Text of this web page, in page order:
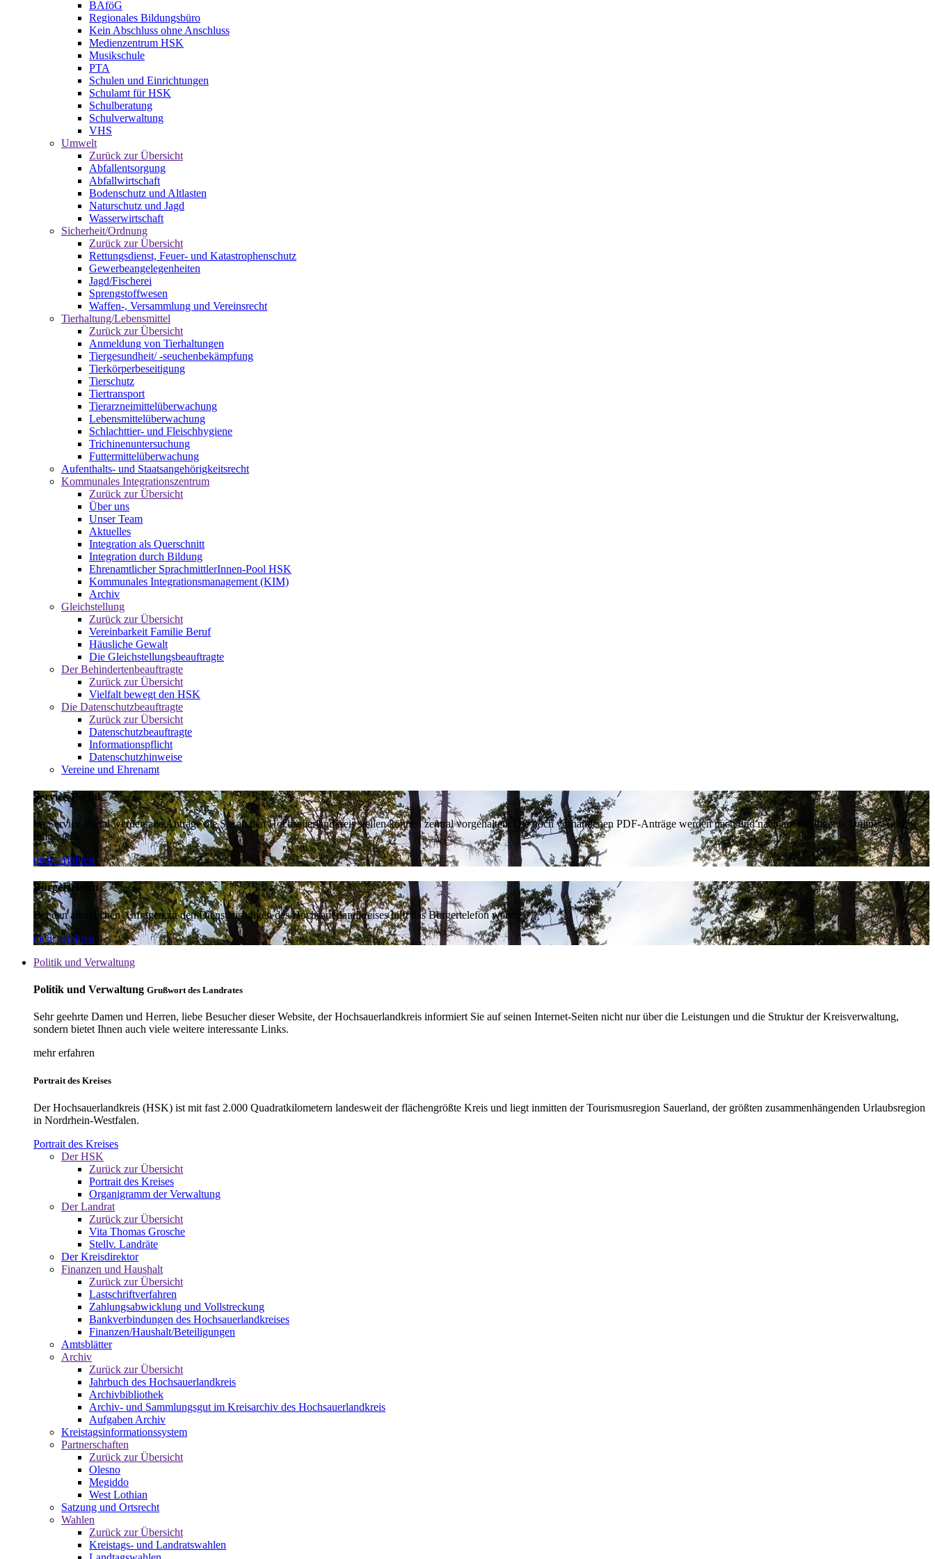
BAföG
Regionales Bildungsbüro
Kein Abschluss ohne Anschluss
Medienzentrum HSK
Musikschule
PTA
Schulen und Einrichtungen
Schulamt für HSK
Schulberatung
Schulverwaltung
VHS
Umwelt
Zurück zur Übersicht
Abfallentsorgung
Abfallwirtschaft
Bodenschutz und Altlasten
Naturschutz und Jagd
Wasserwirtschaft
Sicherheit/Ordnung
Zurück zur Übersicht
Rettungsdienst, Feuer- und Katastrophenschutz
Gewerbeangelegenheiten
Jagd/Fischerei
Sprengstoffwesen
Waffen-, Versammlung und Vereinsrecht
Tierhaltung/Lebensmittel
Zurück zur Übersicht
Anmeldung von Tierhaltungen
Tiergesundheit/ -seuchenbekämpfung
Tierkörperbeseitigung
Tierschutz
Tiertransport
Tierarzneimittelüberwachung
Lebensmittelüberwachung
Schlachttier- und Fleischhygiene
Trichinenuntersuchung
Futtermittelüberwachung
Aufenthalts- und Staatsangehörigkeitsrecht
Kommunales Integrationszentrum
Zurück zur Übersicht
Über uns
Unser Team
Aktuelles
Integration als Querschnitt
Integration durch Bildung
Ehrenamtlicher SprachmittlerInnen-Pool HSK
Kommunales Integrationsmanagement (KIM)
Archiv
Gleichstellung
Zurück zur Übersicht
Vereinbarkeit Familie Beruf
Häusliche Gewalt
Die Gleichstellungsbeauftragte
Der Behindertenbeauftragte
Zurück zur Übersicht
Vielfalt bewegt den HSK
Die Datenschutzbeauftragte
Zurück zur Übersicht
Datenschutzbeauftragte
Informationspflicht
Datenschutzhinweise
Vereine und Ehrenamt
Service-Portal
Im Service-Portal werden alle Anträge die Sie an den Hochsauerlandkreis stellen können zentral vorgehalten. Die noch vorhandenen PDF-Anträge werden nach und nach auf intelligente Online-Anträge
umgestellt.
mehr erfahren
Bürgertelefon
Bei den alltäglichen Anfragen zu den Dienstleistungen des Hochsauerlandkreises hilft das Bürgertelefon weiter.
mehr erfahren
Politik und Verwaltung
Politik und Verwaltung Grußwort des Landrates
Sehr geehrte Damen und Herren, liebe Besucher dieser Website, der Hochsauerlandkreis informiert Sie auf seinen Internet-Seiten nicht nur über die Leistungen und die Struktur der Kreisverwaltung,
sondern bietet Ihnen auch viele weitere interessante Links.
mehr erfahren
Portrait des Kreises
Der Hochsauerlandkreis (HSK) ist mit fast 2.000 Quadratkilometern landesweit der flächengrößte Kreis und liegt inmitten der Tourismusregion Sauerland, der größten zusammenhängenden Urlaubsregion
in Nordrhein-Westfalen.
Portrait des Kreises
Der HSK
Zurück zur Übersicht
Portrait des Kreises
Organigramm der Verwaltung
Der Landrat
Zurück zur Übersicht
Vita Thomas Grosche
Stellv. Landräte
Der Kreisdirektor
Finanzen und Haushalt
Zurück zur Übersicht
Lastschriftverfahren
Zahlungsabwicklung und Vollstreckung
Bankverbindungen des Hochsauerlandkreises
Finanzen/Haushalt/Beteiligungen
Amtsblätter
Archiv
Zurück zur Übersicht
Jahrbuch des Hochsauerlandkreis
Archivbibliothek
Archiv- und Sammlungsgut im Kreisarchiv des Hochsauerlandkreis
Aufgaben Archiv
Kreistagsinformationssystem
Partnerschaften
Zurück zur Übersicht
Olesno
Megiddo
West Lothian
Satzung und Ortsrecht
Wahlen
Zurück zur Übersicht
Kreistags- und Landratswahlen